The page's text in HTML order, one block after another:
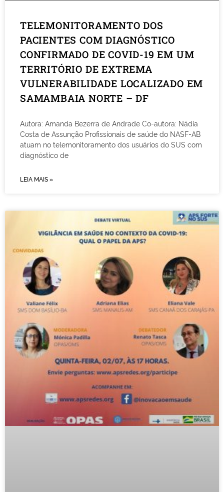
TELEMONITORAMENTO DOS
PACIENTES COM DIAGNÓSTICO
CONFIRMADO DE COVID-19 EM UM
TERRITÓRIO DE EXTREMA
VULNERABILIDADE LOCALIZADO EM
SAMAMBAIA NORTE – DF
Autora: Amanda Bezerra de Andrade Co-autora: Nádia
Costa de Assunção Profissionais de saúde do NASF-AB
atuam no telemonitoramento dos usuários do SUS com
diagnóstico de
LEIA MAIS »